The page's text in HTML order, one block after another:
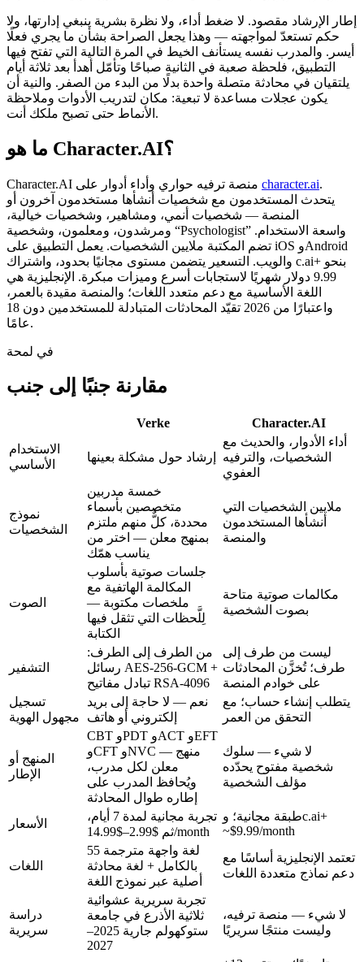
إطار الإرشاد مقصود. لا ضغط أداء، ولا نظرة بشرية ينبغي إدارتها، ولا
حكم تستعدّ لمواجهته — وهذا يجعل الصراحة بشأن ما يجري فعلًا
أيسر. والمدرب نفسه يستأنف الخيط في المرة التالية التي تفتح فيها
التطبيق، فلحظة صعبة في الثانية صباحًا وتأمّل أهدأ بعد ثلاثة أيام
يلتقيان في محادثة متصلة واحدة بدلًا من البدء من الصفر. والنية أن
يكون عجلات مساعدة لا تبعية: مكان لتدريب الأدوات وملاحظة
الأنماط حتى تصبح ملكك أنت.
ما هو Character.AI؟
‏Character.AI منصة ترفيه حواري وأداء أدوار على character.ai.
يتحدث المستخدمون مع شخصيات أنشأها مستخدمون آخرون أو
المنصة — شخصيات أنمي، ومشاهير، وشخصيات خيالية،
ومرشدون، ومعلمون، وشخصية “Psychologist” واسعة الاستخدام.
تضم المكتبة ملايين الشخصيات. يعمل التطبيق على iOS وAndroid
والويب. التسعير يتضمن مستوى مجانيًا بحدود، واشتراك c.ai+ بنحو
9.99 دولار شهريًا لاستجابات أسرع وميزات مبكرة. الإنجليزية هي
اللغة الأساسية مع دعم متعدد اللغات؛ والمنصة مقيدة بالعمر،
واعتبارًا من 2026 تقيّد المحادثات المتبادلة للمستخدمين دون 18
عامًا.
في لمحة
مقارنة جنبًا إلى جنب
Verke
Character.AI
الاستخدام
الأساسي
إرشاد حول مشكلة بعينها
أداء الأدوار، والحديث مع
الشخصيات، والترفيه
العفوي
نموذج
الشخصيات
خمسة مدربين
متخصصين بأسماء
محددة، كلٌّ منهم ملتزم
بمنهج معلن — اختر من
يناسب همّك
ملايين الشخصيات التي
أنشأها المستخدمون
والمنصة
الصوت
جلسات صوتية بأسلوب
المكالمة الهاتفية مع
ملخصات مكتوبة —
لِلَّحظات التي تثقل فيها
الكتابة
مكالمات صوتية متاحة
بصوت الشخصية
التشفير
من الطرف إلى الطرف:
رسائل AES-256-GCM +
تبادل مفاتيح RSA-4096
ليست من طرف إلى
طرف؛ تُخزَّن المحادثات
على خوادم المنصة
تسجيل
مجهول الهوية
نعم — لا حاجة إلى بريد
إلكتروني أو هاتف
يتطلب إنشاء حساب؛ مع
التحقق من العمر
المنهج أو
الإطار
CBT وPDT وACT وEFT
وCFT وNVC — منهج
معلن لكل مدرب،
ويُحافظ المدرب على
إطاره طوال المحادثة
لا شيء — سلوك
شخصية مفتوح يحدّده
مؤلف الشخصية
الأسعار
تجربة مجانية لمدة 7 أيام،
ثم$2.99–$14.99/month
طبقة مجانية؛ وc.ai+
~$9.99/month
اللغات
55 لغة واجهة مترجمة
بالكامل + لغة محادثة
أصلية عبر نموذج اللغة
تعتمد الإنجليزية أساسًا مع
دعم نماذج متعددة اللغات
دراسة
سريرية
تجربة سريرية عشوائية
ثلاثية الأذرع في جامعة
ستوكهولم جارية 2025–
2027
لا شيء — منصة ترفيه،
وليست منتجًا سريريًا